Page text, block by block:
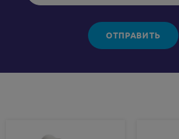
ОТПРАВИТЬ